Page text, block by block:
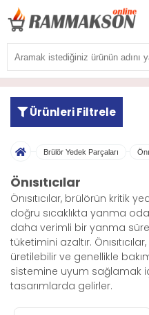
Ürünleri Filtrele
Brülör Yedek Parçaları
Önısıtıcılar
Önısıtıcılar, brülörün kritik
doğru sıcaklıkta yanma
daha verimli bir yanma
tüketimini azaltır.
üretilebilir ve genellikle
sistemine uyum sağlamak
tasarımlarda gelirler.